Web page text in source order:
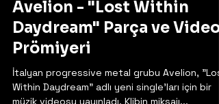
Load video